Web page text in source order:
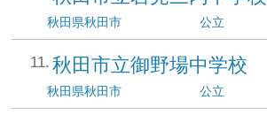
秋田県秋田市 公立
秋田市立御野場中学校
秋田県秋田市 公立